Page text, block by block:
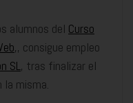
alumnos del Curso
,, consigue empleo
SL, tras finalizar el
la misma.